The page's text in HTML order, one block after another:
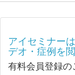
アイセミナー
デオ・症例を
有料会員登録の